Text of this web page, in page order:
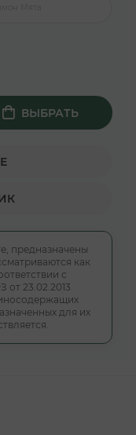
ВЫБРАТЬ
предназначены
как
с
23.02.2013
для их